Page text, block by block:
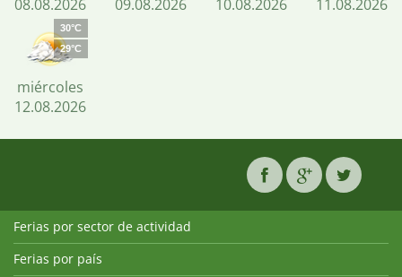
08.08.2026
09.08.2026
10.08.2026
11.08.2026
30°C
29°C
miércoles
12.08.2026
Ferias por sector de actividad
Ferias por país